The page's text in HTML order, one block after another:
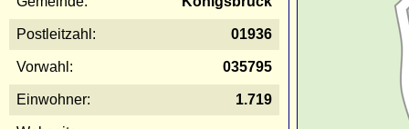
Postleitzahl: 01936
Vorwahl: 035795
Einwohner: 1.719